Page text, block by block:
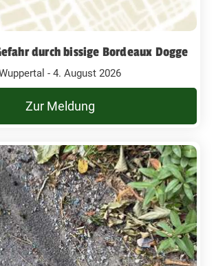
durch bissige Bordeaux Dogge
- 4. August 2026
Zur Meldung